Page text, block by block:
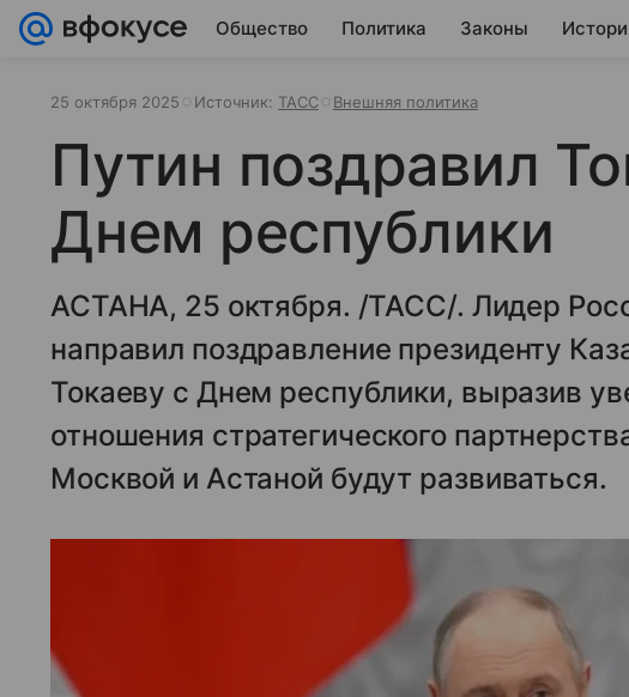
Общество Политика Законы
25 октября 2025 Источник: ТАСС Внешняя политика
Путин поздравил
Днем республики
АСТАНА, 25 октября. /ТАСС/. Лидер
направил поздравление президенту
Токаеву с Днем республики, выразив
отношения стратегического
Москвой и Астаной будут развиваться.